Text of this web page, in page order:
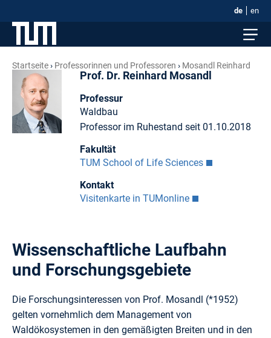
de en
Startseite Professorinnen und Professoren Mosandl Reinhard
Prof. Dr. Reinhard Mosandl
Professur
Waldbau
Professor im Ruhestand seit 01.10.2018
Fakultät
TUM School of Life Sciences
Kontakt
Visitenkarte in TUMonline
Wissenschaftliche Laufbahn
und Forschungsgebiete
Die Forschungsinteressen von Prof. Mosandl (*1952)
gelten vornehmlich dem Management von
Waldökosystemen in den gemäßigten Breiten und in den